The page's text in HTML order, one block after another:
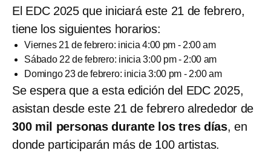
El EDC 2025 que iniciará este 21 de febrero,
tiene los siguientes horarios:
Viernes 21 de febrero: inicia 4:00 pm - 2:00 am
Sábado 22 de febrero: inicia 3:00 pm - 2:00 am
Domingo 23 de febrero: inicia 3:00 pm - 2:00 am
Se espera que a esta edición del EDC 2025,
asistan desde este 21 de febrero alrededor de
300 mil personas durante los tres días, en
donde participarán más de 100 artistas.